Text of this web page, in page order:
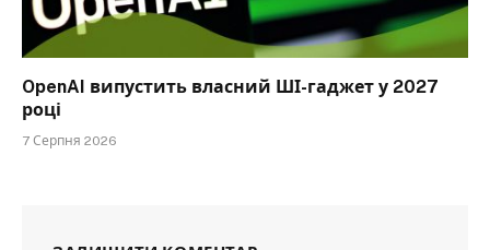
OpenAI випустить власний ШІ-гаджет у 2027
році
7 Серпня 2026